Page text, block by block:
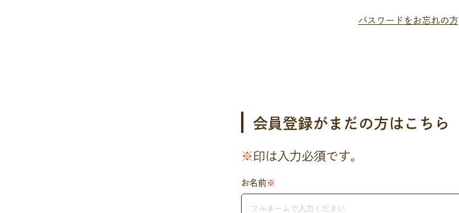
パスワードをお忘れの方
会員登録がまだの方はこちら
※ 印は入力必須です。
お名前※